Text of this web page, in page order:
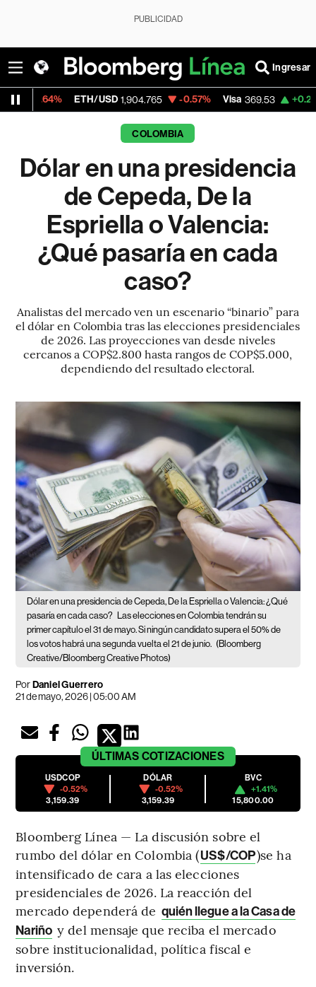
PUBLICIDAD
Ingresar
ETH/USD 1,904.765 -0.57% Visa 369.53 +0.27%
COLOMBIA
Dólar en una presidencia
de Cepeda, De la
Espriella o Valencia:
¿Qué pasaría en cada
caso?
Analistas del mercado ven un escenario “binario” para
el dólar en Colombia tras las elecciones presidenciales
de 2026. Las proyecciones van desde niveles
cercanos a COP$2.800 hasta rangos de COP$5.000,
dependiendo del resultado electoral.
Dólar en una presidencia de Cepeda, De la Espriella o Valencia: ¿Qué
pasaría en cada caso? Las elecciones en Colombia tendrán su
primer capítulo el 31 de mayo. Si ningún candidato supera el 50% de
los votos habrá una segunda vuelta el 21 de junio. (Bloomberg
Creative/Bloomberg Creative Photos)
PorDaniel Guerrero
21 de mayo, 2026 | 05:00 AM
ÚLTIMAS COTIZACIONES
USDCOP
-0.52%
3,159.39
DÓLAR
-0.52%
3,159.39
BVC
+1.41%
15,800.00
Bloomberg Línea — La discusión sobre el
rumbo del dólar en Colombia (US$/COP)se ha
intensificado de cara a las elecciones
presidenciales de 2026. La reacción del
mercado dependerá de quién llegue a la Casa de
Nariño y del mensaje que reciba el mercado
sobre institucionalidad, política fiscal e
inversión.